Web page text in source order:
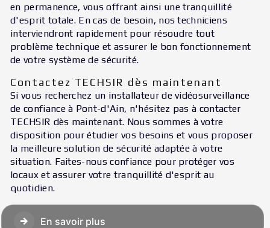
en permanence, vous offrant ainsi une tranquillité
d'esprit totale. En cas de besoin, nos techniciens
interviendront rapidement pour résoudre tout
problème technique et assurer le bon fonctionnement
de votre système de sécurité.
Contactez TECHSIR dès maintenant
Si vous recherchez un installateur de vidéosurveillance
de confiance à Pont-d'Ain, n'hésitez pas à contacter
TECHSIR dès maintenant. Nous sommes à votre
disposition pour étudier vos besoins et vous proposer
la meilleure solution de sécurité adaptée à votre
situation. Faites-nous confiance pour protéger vos
locaux et assurer votre tranquillité d'esprit au
quotidien.
En savoir plus